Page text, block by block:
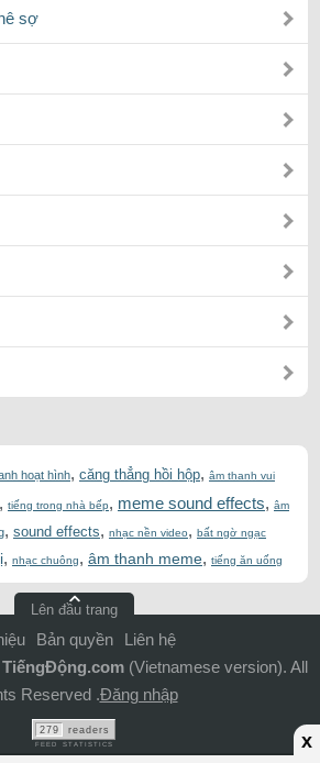
sợ
hoạt hình, căng thẳng hồi hộp, âm thanh vui
, tiếng trong nhà bếp, meme sound effects, âm
, sound effects, nhạc nền video, bất ngờ ngạc
, nhạc chuông, âm thanh meme, tiếng ăn uống
Lên đầu trang
Bản quyền
Liên hệ
TiếngĐộng.com (Vietnamese version). All
Reserved .Đăng nhập
279 readers
FEED STATISTICS x